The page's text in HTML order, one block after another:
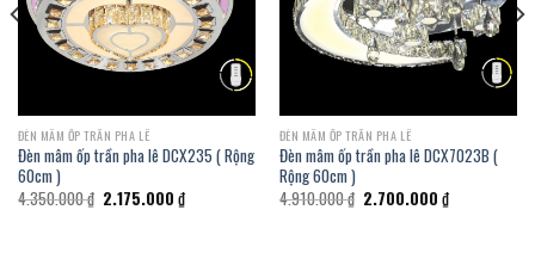
ĐÈN MÂM ỐP TRẦN PHA LÊ
Đèn mâm ốp trần pha lê DCX235 ( Rộng
60cm )
4.350.000₫ Giá
gốc
2.175.000 ₫Giá
hiện
ĐÈN MÂM ỐP TRẦN PHA LÊ
Đèn mâm ốp trần pha lê DCX7023B (
Rộng 60cm )
4.910.000₫ Giá
gốc
2.700.000 ₫Giá
hiện